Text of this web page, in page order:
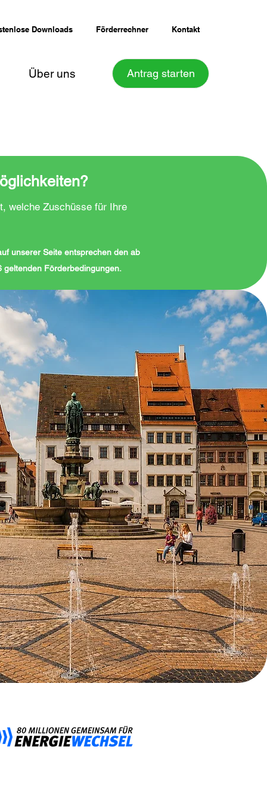
Downloads Förderrechner Kontakt
Über uns Antrag starten
welche Zuschüsse für Ihre
unserer Seite entsprechen den ab
geltenden Förderbedingungen.